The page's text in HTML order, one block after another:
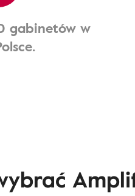
gabinetów w